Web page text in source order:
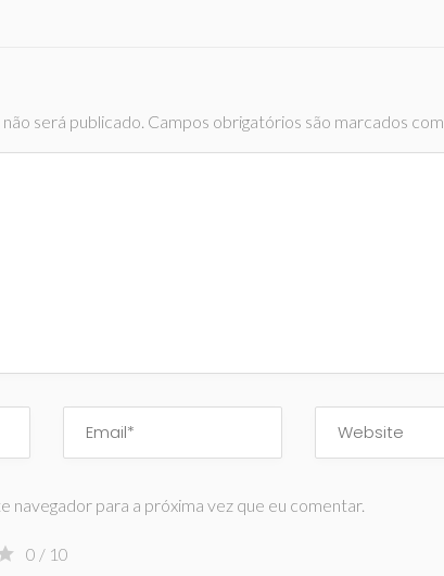
será publicado. Campos obrigatórios são marcados com
navegador para a próxima vez que eu comentar.
0 / 10